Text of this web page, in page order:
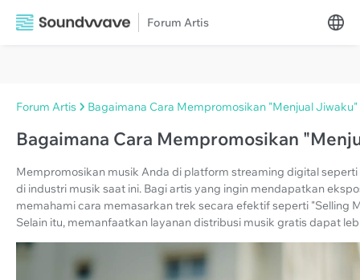
Forum Artis
Forum Artis Bagaimana Cara Mempromosikan "Menjual
Bagaimana Cara Mempromosikan
Mempromosikan musik Anda di platform streaming digital
di industri musik saat ini. Bagi artis yang ingin mendapatkan
memahami cara memasarkan trek secara efektif seperti "Selling
Selain itu, memanfaatkan layanan distribusi musik gratis dapat